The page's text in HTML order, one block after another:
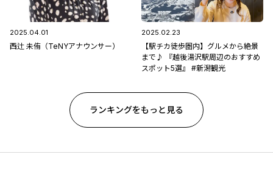
2025.04.01
西辻 未侑（TeNYアナウンサー）
2025.02.23
【駅チカ徒歩圏内】グルメから絶景
まで♪ 『越後湯沢駅周辺のおすすめ
スポット5選』 #新潟観光
ランキングをもっと見る